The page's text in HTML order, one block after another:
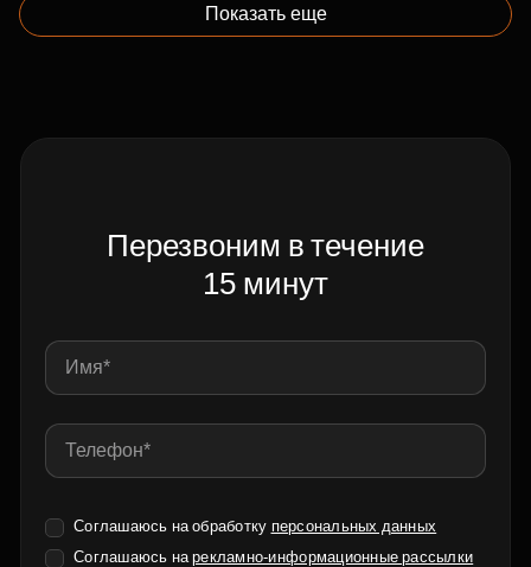
Показать еще
Перезвоним в течение
15 минут
Соглашаюсь на обработку персональных данных
Соглашаюсь нарекламно-информационные рассылки